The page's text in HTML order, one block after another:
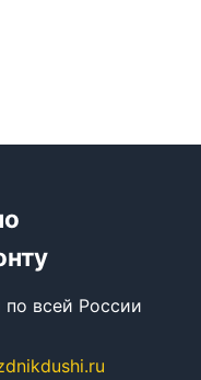
по всей России